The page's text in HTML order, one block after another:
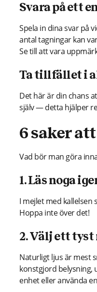
Svara på ett
Spela in dina svar på
antal tagningar kan
Se till att vara
Ta tillfället i
Det här är din chans
själv — detta hjälper
6 saker
Vad bör man göra
1. Läs noga
I mejlet med
Hoppa inte över det!
2. Välj ett tyst
Naturligt ljus är mest
konstgjord belysning,
enhet eller använda